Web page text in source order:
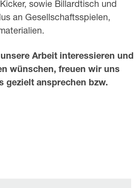
sowie Billardtisch und
an Gesellschaftsspielen,
Arbeit interessieren und
wünschen, freuen wir uns
gezielt ansprechen bzw.